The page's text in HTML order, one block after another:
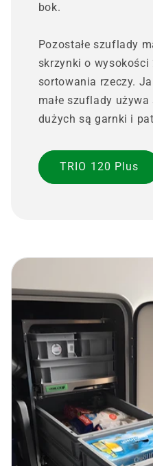
bok.
Pozostałe szuflady
skrzynki o wysokości
sortowania rzeczy.
małe szuflady
dużych są garnki i
TRIO 120 Plus